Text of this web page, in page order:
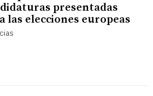
presentadas
las elecciones europeas